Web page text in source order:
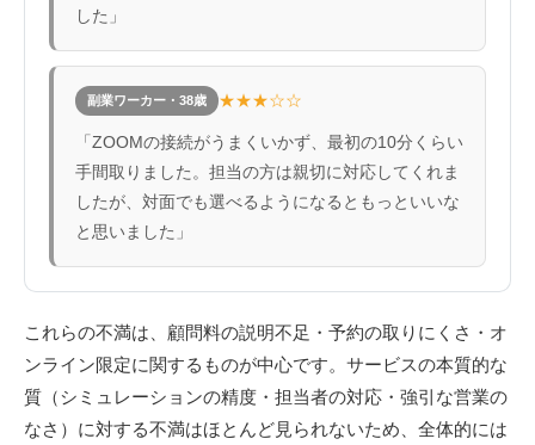
した」
副業ワーカー・38歳 ★★★☆☆
「ZOOMの接続がうまくいかず、最初の10分くらい
手間取りました。担当の方は親切に対応してくれま
したが、対面でも選べるようになるともっといいな
と思いました」
これらの不満は、顧問料の説明不足・予約の取りにくさ・オ
ンライン限定に関するものが中心です。サービスの本質的な
質（シミュレーションの精度・担当者の対応・強引な営業の
なさ）に対する不満はほとんど見られないため、全体的には